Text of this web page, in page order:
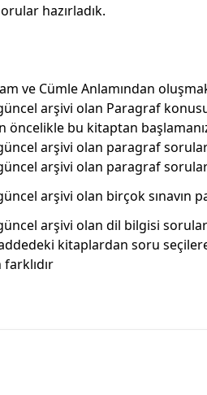
hazırladık.
ve Cümle Anlamından
arşivi olan Paragraf
öncelikle bu kitaptan
arşivi olan paragraf
arşivi olan paragraf
arşivi olan birçok
arşivi olan dil bilgisi
kitaplardan soru